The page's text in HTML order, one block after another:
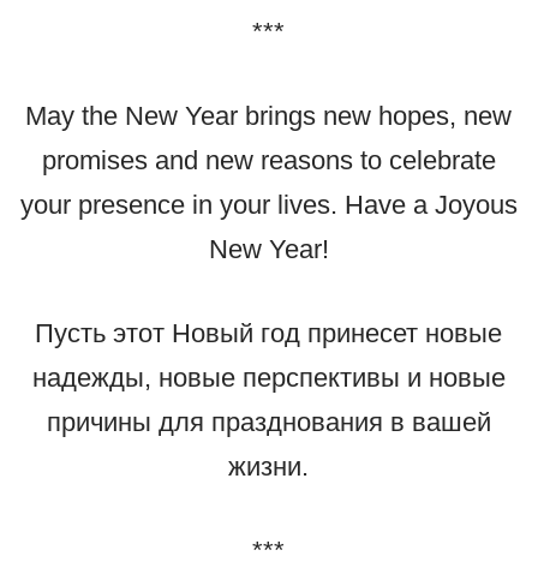
***
May the New Year brings new hopes, new
promises and new reasons to celebrate
your presence in your lives. Have a Joyous
New Year!
Пусть этот Новый год принесет новые
надежды, новые перспективы и новые
причины для празднования в вашей
жизни.
***